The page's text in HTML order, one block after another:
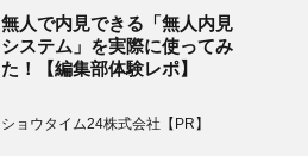
無人で内見できる「無人内見
システム」を実際に使ってみ
た！【編集部体験レポ】
ショウタイム24株式会社【PR】